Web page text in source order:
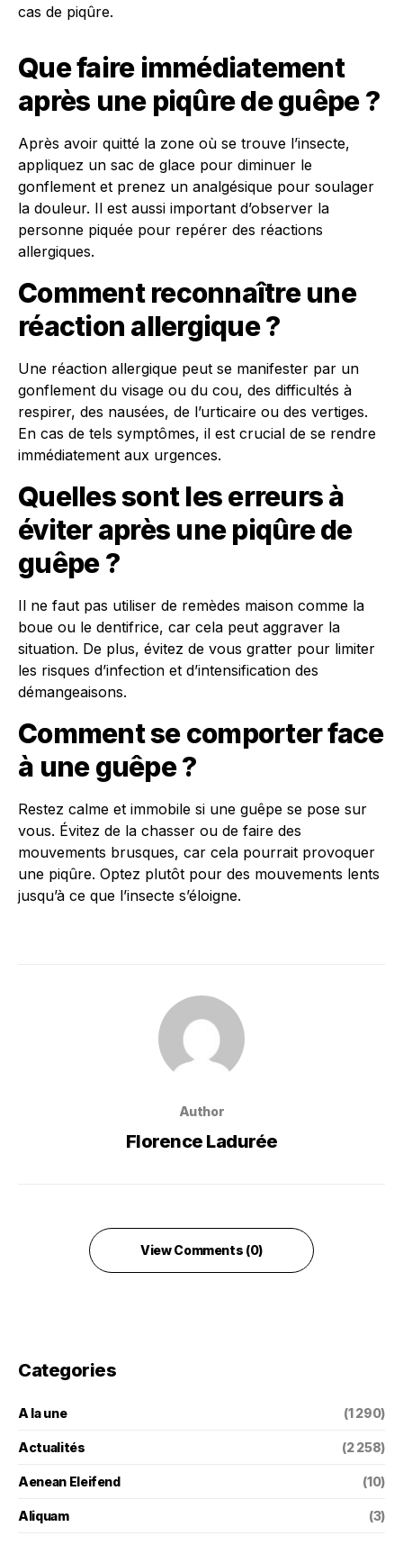
cas de piqûre.
Que faire immédiatement
après une piqûre de guêpe ?
Après avoir quitté la zone où se trouve l’insecte,
appliquez un sac de glace pour diminuer le
gonflement et prenez un analgésique pour soulager
la douleur. Il est aussi important d’observer la
personne piquée pour repérer des réactions
allergiques.
Comment reconnaître une
réaction allergique ?
Une réaction allergique peut se manifester par un
gonflement du visage ou du cou, des difficultés à
respirer, des nausées, de l’urticaire ou des vertiges.
En cas de tels symptômes, il est crucial de se rendre
immédiatement aux urgences.
Quelles sont les erreurs à
éviter après une piqûre de
guêpe ?
Il ne faut pas utiliser de remèdes maison comme la
boue ou le dentifrice, car cela peut aggraver la
situation. De plus, évitez de vous gratter pour limiter
les risques d’infection et d’intensification des
démangeaisons.
Comment se comporter face
à une guêpe ?
Restez calme et immobile si une guêpe se pose sur
vous. Évitez de la chasser ou de faire des
mouvements brusques, car cela pourrait provoquer
une piqûre. Optez plutôt pour des mouvements lents
jusqu’à ce que l’insecte s’éloigne.
Author
Florence Ladurée
View Comments (0)
Categories
A la une (1 290)
Actualités (2 258)
Aenean Eleifend (10)
Aliquam (3)